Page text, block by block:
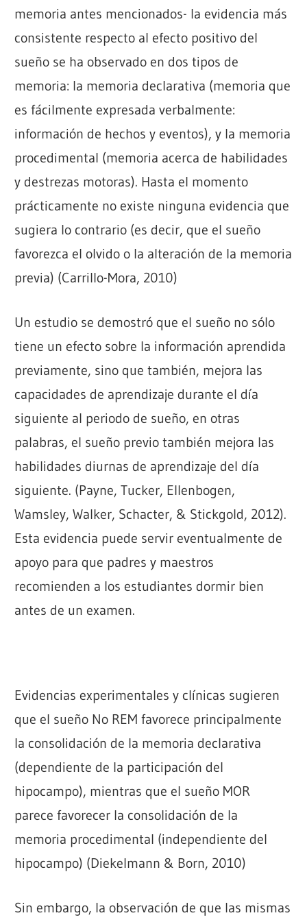
memoria antes mencionados- la evidencia más
consistente respecto al efecto positivo del
sueño se ha observado en dos tipos de
memoria: la memoria declarativa (memoria que
es fácilmente expresada verbalmente:
información de hechos y eventos), y la memoria
procedimental (memoria acerca de habilidades
y destrezas motoras). Hasta el momento
prácticamente no existe ninguna evidencia que
sugiera lo contrario (es decir, que el sueño
favorezca el olvido o la alteración de la memoria
previa) (Carrillo-Mora, 2010)
Un estudio se demostró que el sueño no sólo
tiene un efecto sobre la información aprendida
previamente, sino que también, mejora las
capacidades de aprendizaje durante el día
siguiente al periodo de sueño, en otras
palabras, el sueño previo también mejora las
habilidades diurnas de aprendizaje del día
siguiente. (Payne, Tucker, Ellenbogen,
Wamsley, Walker, Schacter, & Stickgold, 2012).
Esta evidencia puede servir eventualmente de
apoyo para que padres y maestros
recomienden a los estudiantes dormir bien
antes de un examen.
Evidencias experimentales y clínicas sugieren
que el sueño No REM favorece principalmente
la consolidación de la memoria declarativa
(dependiente de la participación del
hipocampo), mientras que el sueño MOR
parece favorecer la consolidación de la
memoria procedimental (independiente del
hipocampo) (Diekelmann & Born, 2010)
Sin embargo, la observación de que las mismas